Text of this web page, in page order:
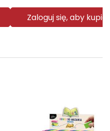
Zaloguj się, aby kupić